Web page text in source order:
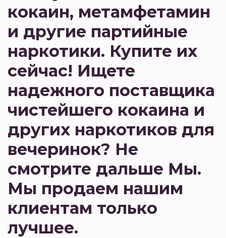
кокаин, метамфетамин
и другие партийные
наркотики. Купите их
сейчас! Ищете
надежного поставщика
чистейшего кокаина и
других наркотиков для
вечеринок? Не
смотрите дальше Мы.
Мы продаем нашим
клиентам только
лучшее.